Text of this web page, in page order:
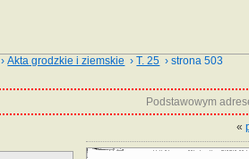
›Akta grodzkie i ziemskie ›T. 25 › strona 503
Podstawowym
«